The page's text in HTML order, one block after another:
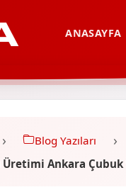
ANASAYFA
Blog Yazıları
Üretimi Ankara Çubuk